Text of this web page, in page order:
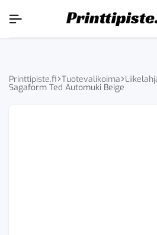
Printtipiste.fi Tuotevalikoima
Sagaform Ted Automuki Beige